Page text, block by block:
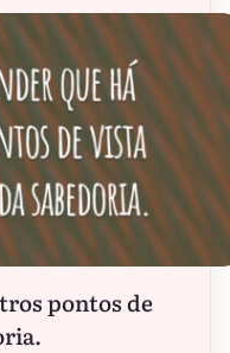
pontos de